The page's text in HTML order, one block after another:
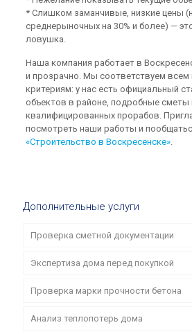
* Слишком заманчивые, низкие цены
среднерыночных на 30% и более) —
ловушка.
Наша компания работает в
и прозрачно. Мы соответствуем всем
критериям: у нас есть официальный
объектов в районе, подробные сметы
квалифицированных прорабов.
посмотреть наши работы и
«Строительство в Воскресенске».
Дополнительные услуги
Проверка сметной документации
Экспертиза дома перед покупкой
Проверка марки прочности бетона
Анализ теплопотерь дома